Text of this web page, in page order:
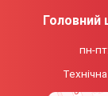
Головний
пн-